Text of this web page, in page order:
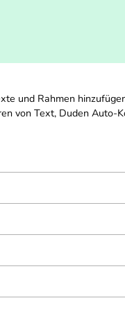
und Rahmen
von Text, Duden Auto-